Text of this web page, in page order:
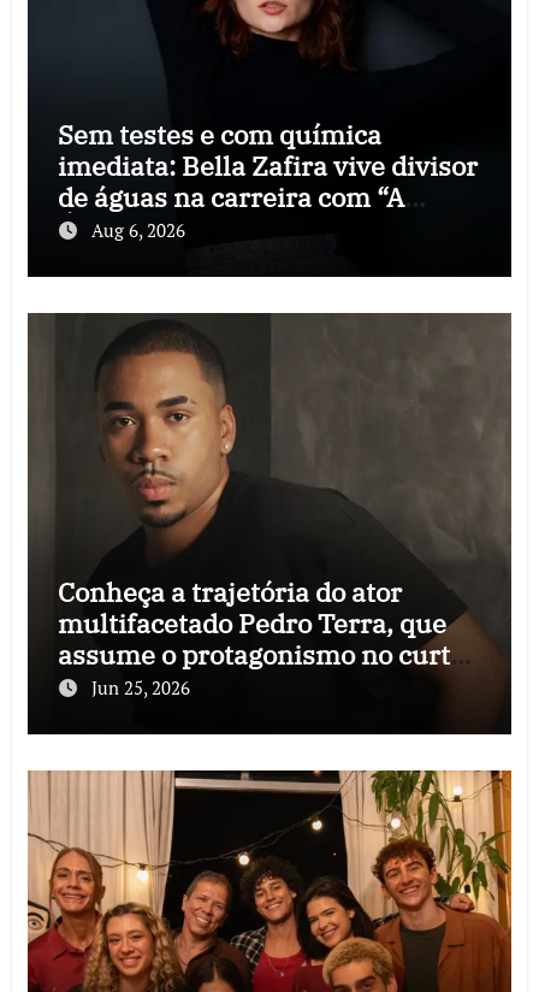
Sem testes e com química
imediata: Bella Zafira vive divisor
de águas na carreira com “A
Última Música”
Aug 6, 2026
Conheça a trajetória do ator
multifacetado Pedro Terra, que
assume o protagonismo no curta-
metragem “Ainda que seja festa”
Jun 25, 2026